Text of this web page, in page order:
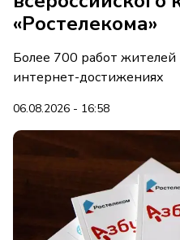
«Ростелекома»
Более 700 работ жителей
интернет-достижениях
06.08.2026 - 16:58